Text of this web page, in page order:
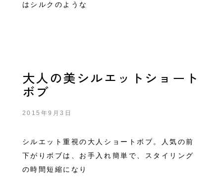
はシルクのような
大人の美シルエットショート
ボブ
2015年9月3日
シルエット重視の大人ショートボブ。人気の前
下がりボブは、お手入れ簡単で、スタイリング
の時間短縮になり